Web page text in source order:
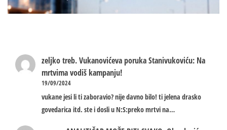
zeljko treb.Vukanovićeva poruka Stanivukoviću: Na
mrtvima vodiš kampanju!
19/09/2024
vukane jesi li ti zaboravio? nije davno bilo! ti jelena drasko
govedarica itd. ste i dosli u N:S:preko mrtvi na…